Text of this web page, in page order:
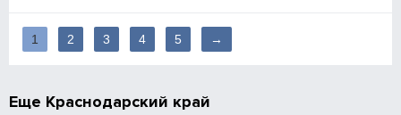
1 2 3 4 5 →
Еще Краснодарский край